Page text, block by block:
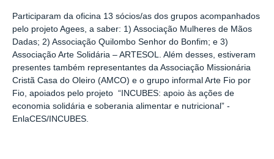
Participaram da oficina 13 sócios/as dos grupos acompanhados
pelo projeto Agees, a saber: 1) Associação Mulheres de Mãos
Dadas; 2) Associação Quilombo Senhor do Bonfim; e 3)
Associação Arte Solidária – ARTESOL. Além desses, estiveram
presentes também representantes da Associação Missionária
Cristã Casa do Oleiro (AMCO) e o grupo informal Arte Fio por
Fio, apoiados pelo projeto “INCUBES: apoio às ações de
economia solidária e soberania alimentar e nutricional” -
EnlaCES/INCUBES.